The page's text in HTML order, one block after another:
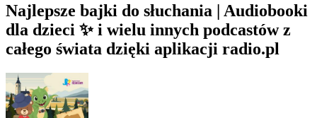
Najlepsze bajki do słuchania | Audiobooki
dla dzieci ✨ i wielu innych podcastów z
całego świata dzięki aplikacji radio.pl